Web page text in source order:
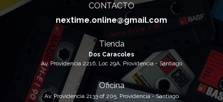
CONTACTO
nextime.online@gmail.com
Tienda
Dos Caracoles
Av. Providencia 2216, Loc 29A, Providencia - Santiago
Oficina
Av. Providencia 2133 of 205, Providencia - Santiago